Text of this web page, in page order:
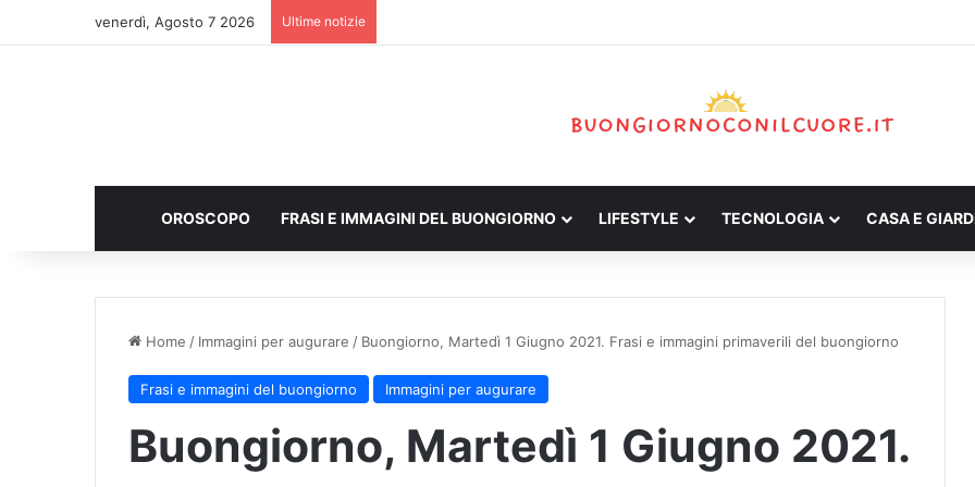
venerdì, Agosto 7 2026 Ultime notizie
OROSCOPO FRASI E IMMAGINI DEL BUONGIORNO LIFESTYLE TECNOLOGIA CASA E
Home / Immagini per augurare / Buongiorno, Martedì 1 Giugno 2021. Frasi e immagini primaverili del buongiorno
Frasi e immagini del buongiorno Immagini per augurare
Buongiorno, Martedì 1 Giugno 2021.